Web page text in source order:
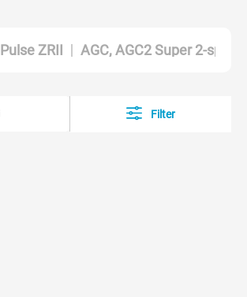
Pulse ZRII AGC, AGC2 Super 2-
Filter